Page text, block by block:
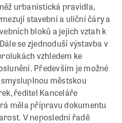
urbanistická pravidla,
stavební a uliční čáry a
bloků a jejich vztah k
se zjednoduší výstavba v
vzhledem ke
Především je možné
městskou
ředitel Kanceláře
měla přípravu dokumentu
V neposlední řadě